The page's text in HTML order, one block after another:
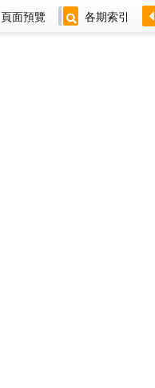
頁面預覽 各期索引